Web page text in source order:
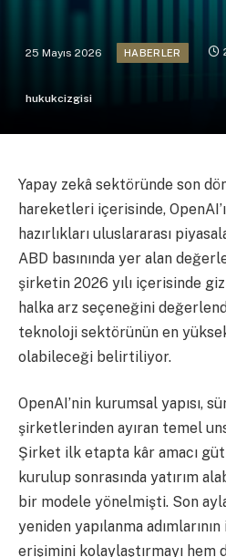
25 Mayıs 2026 HABERLER
hukukcizgisi
Yapay zekâ sektöründe son
hareketleri içerisinde,
hazırlıkları uluslararası
ABD basınında yer alan
şirketin 2026 yılı içerisinde
halka arz seçeneğini
teknoloji sektörünün en
olabileceği belirtiliyor.
OpenAI’nin kurumsal yapısı,
şirketlerinden ayıran temel
Şirket ilk etapta kâr amacı
kurulup sonrasında yatırım
bir modele yönelmişti. Son
yeniden yapılanma
erişimini kolaylaştırmayı hem